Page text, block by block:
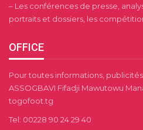
– Les conférences de presse,
portraits et dossiers, les
OFFICE
Pour toutes informations,
ASSOGBAVI Fifadji Mawutowu
togofoot.tg
Tel: 00228 90 24 29 40